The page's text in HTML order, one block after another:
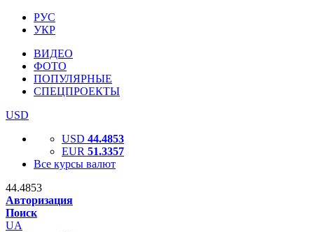
РУС
УКР
ВИДЕО
ФОТО
ПОПУЛЯРНЫЕ
СПЕЦПРОЕКТЫ
USD
USD 44.4853
EUR 51.3357
Все курсы валют
44.4853
Авторизация
Поиск
UA